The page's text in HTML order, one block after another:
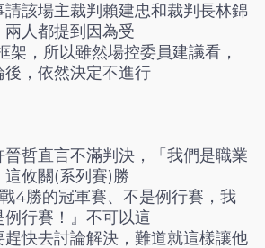
該場主裁判賴建忠和裁判長林錦
人都提到因為受
架，所以雖然場控委員建議看，
，依然決定不進行
哲直言不滿判決，「我們是職業
攸關(系列賽)勝
4勝的冠軍賽、不是例行賽，我
行賽！』不可以這
快去討論解決，難道就這樣讓他